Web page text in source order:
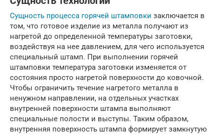
Сущность процесса горячей штамповки заключается в
том, что готовое изделие из металла получают из
нагретой до определенной температуры заготовки,
воздействуя на нее давлением, для чего используется
специальный штамп. При выполнении горячей
штамповки температура заготовки изменяется от
состояния просто нагретой поверхности до ковочной.
Чтобы ограничить течение нагретого металла в
ненужном направлении, на отдельных участках
внутренней поверхности штампа выполняют
специальные полости и выступы. Таким образом,
внутренняя поверхность штампа формирует замкнутую